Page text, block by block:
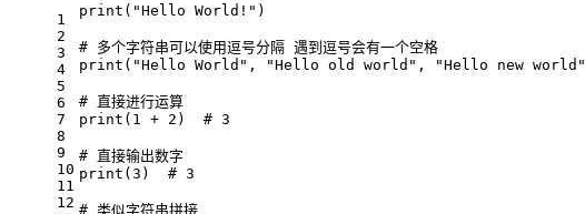
1
2
3
4
5
6
7
8
9
10
11
12
print ( "Hello World!" )
# 多个字符串可以使用逗号分隔 遇到逗号会有一个空格
print ( "Hello World" , "Hello old world" , "Hello new world"
# 直接进行运算
print ( 1 + 2 ) # 3
# 直接输出数字
print (3 ) # 3
# 类似字符串拼接